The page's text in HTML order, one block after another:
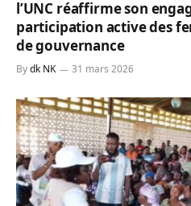
l’UNC réaffirme son
participation active des
de gouvernance
Bydk NK 31 mars 2026